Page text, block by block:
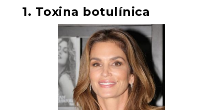
1. Toxina botulínica